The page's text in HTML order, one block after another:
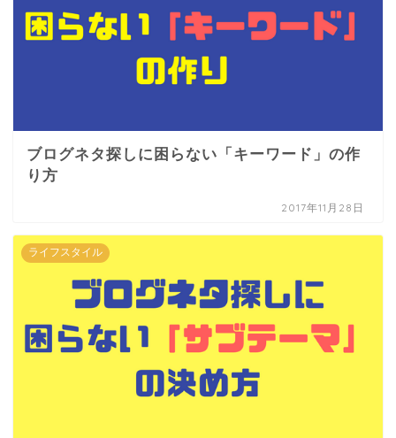
ブログネタ探しに困らない「キーワード」の作
り方
2017年11月28日
ライフスタイル